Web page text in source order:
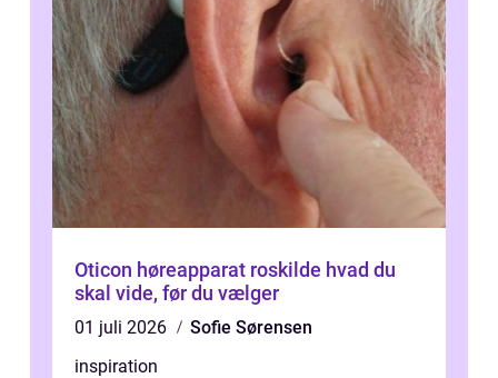
Oticon høreapparat roskilde hvad du
skal vide, før du vælger
01 juli 2026
Sofie Sørensen
inspiration